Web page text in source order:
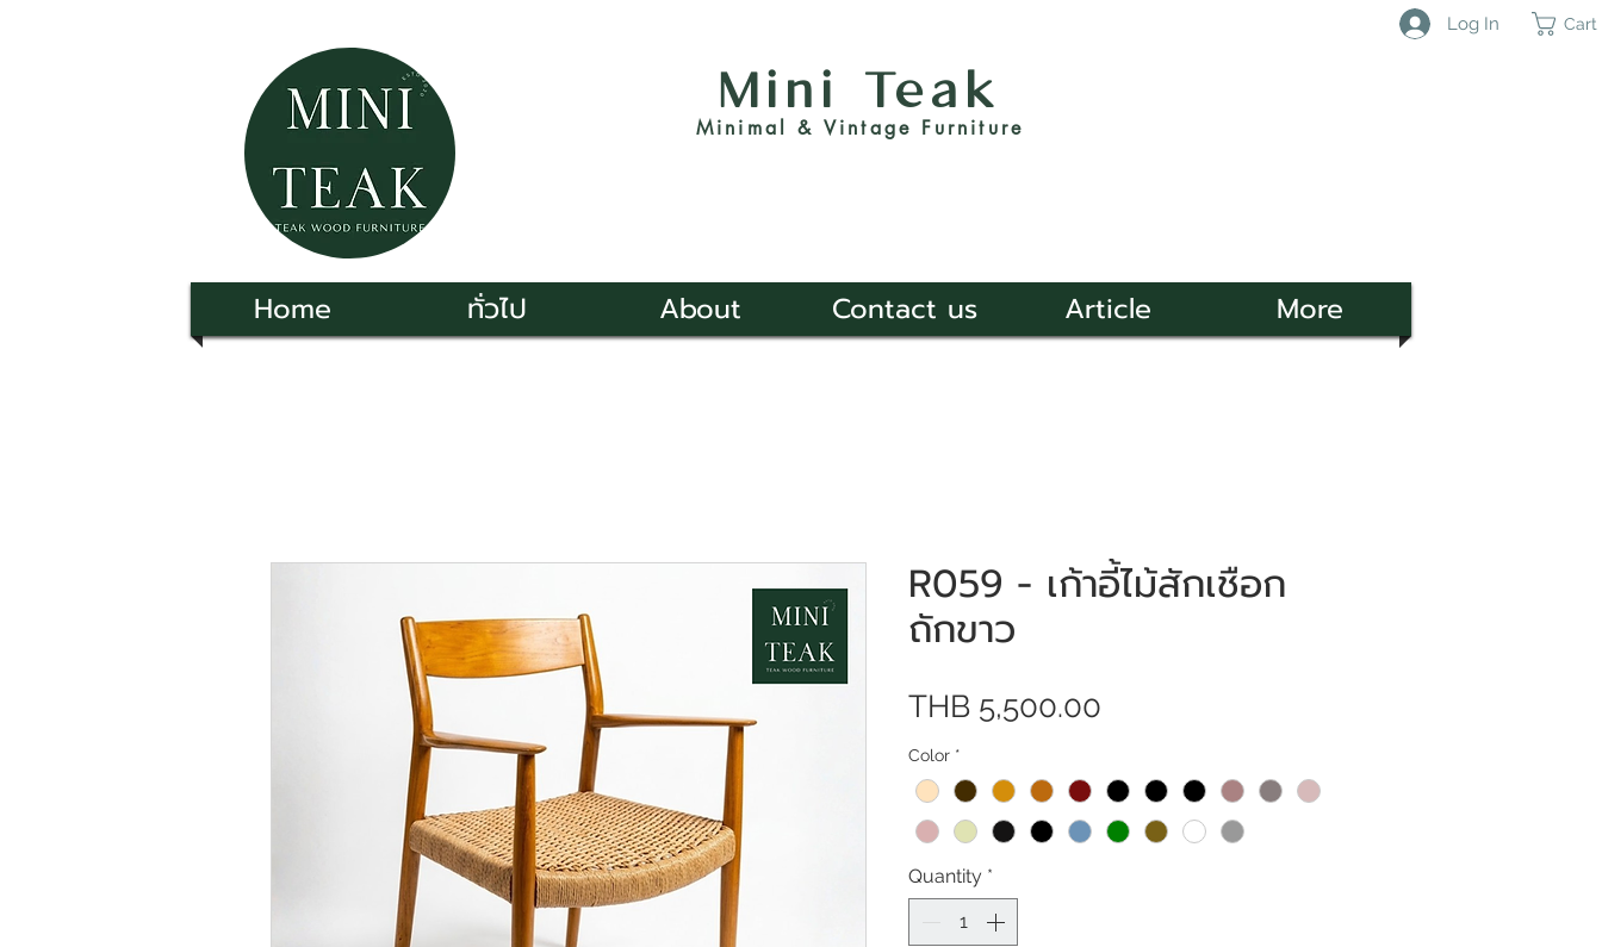
Log In Cart
Mini Teak
Minimal & Vintage Furniture
Home ทั่วไป About Contact us Article More
R059 - เก้าอี้ไม้สักเชือก
ถักขาว
THB 5,500.00
Color *
Quantity *